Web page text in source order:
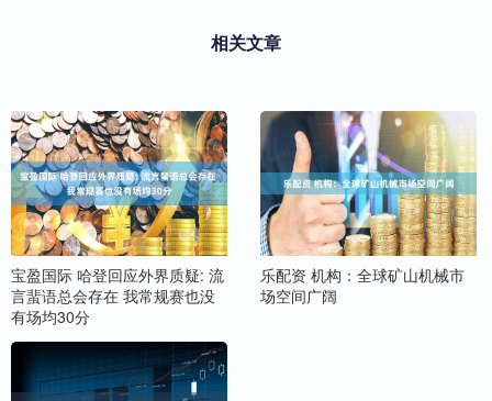
相关文章
宝盈国际 哈登回应外界质疑: 流
言蜚语总会存在 我常规赛也没
有场均30分
乐配资 机构：全球矿山机械市
场空间广阔